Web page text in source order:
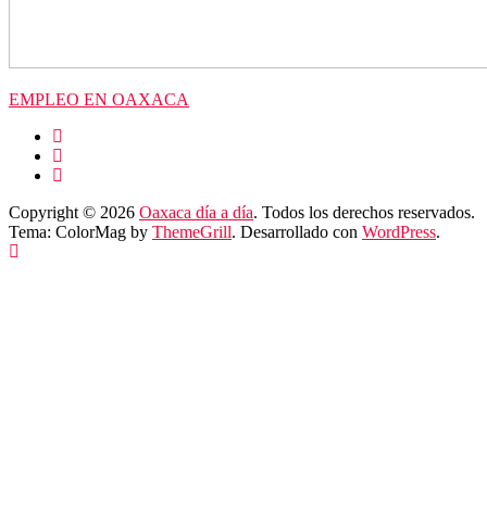
EMPLEO EN OAXACA
Copyright © 2026 Oaxaca día a día. Todos los derechos reservados.
Tema: ColorMag by ThemeGrill. Desarrollado con WordPress.